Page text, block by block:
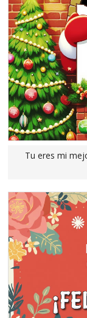
Tu eres mi